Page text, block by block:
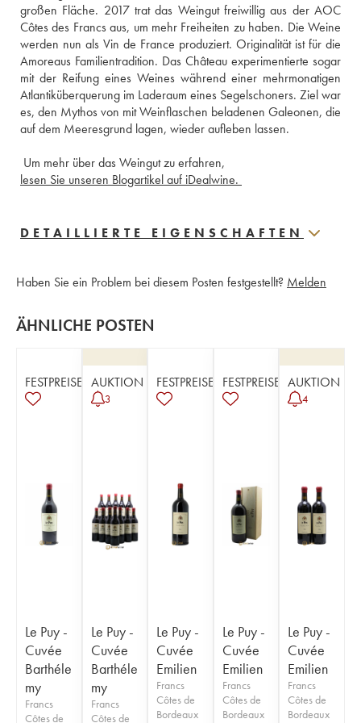
großen Fläche. 2017 trat das Weingut freiwillig aus der AOC
Côtes des Francs aus, um mehr Freiheiten zu haben. Die Weine
werden nun als Vin de France produziert. Originalität ist für die
Amoreaus Familientradition. Das Château experimentierte sogar
mit der Reifung eines Weines während einer mehrmonatigen
Atlantiküberquerung im Laderaum eines Segelschoners. Ziel war
es, den Mythos von mit Weinflaschen beladenen Galeonen, die
Um mehr über das Weingut zu erfahren,
DETAILLIERTE EIGENSCHAFTEN
Haben Sie ein Problem bei diesem Posten festgestellt? Melden
ÄHNLICHE POSTEN
FESTPREISE
Le Puy -
Cuvée
Barthéle
my
Francs
Côtes de
AUKTION
3
Le Puy -
Cuvée
Barthéle
my
Francs
Côtes de
FESTPREISE
Le Puy -
Cuvée
Emilien
Francs
Côtes de
Bordeaux
FESTPREISE
Le Puy -
Cuvée
Emilien
Francs
Côtes de
Bordeaux
AUKTION
4
Le Puy -
Cuvée
Emilien
Francs
Côtes de
Bordeaux